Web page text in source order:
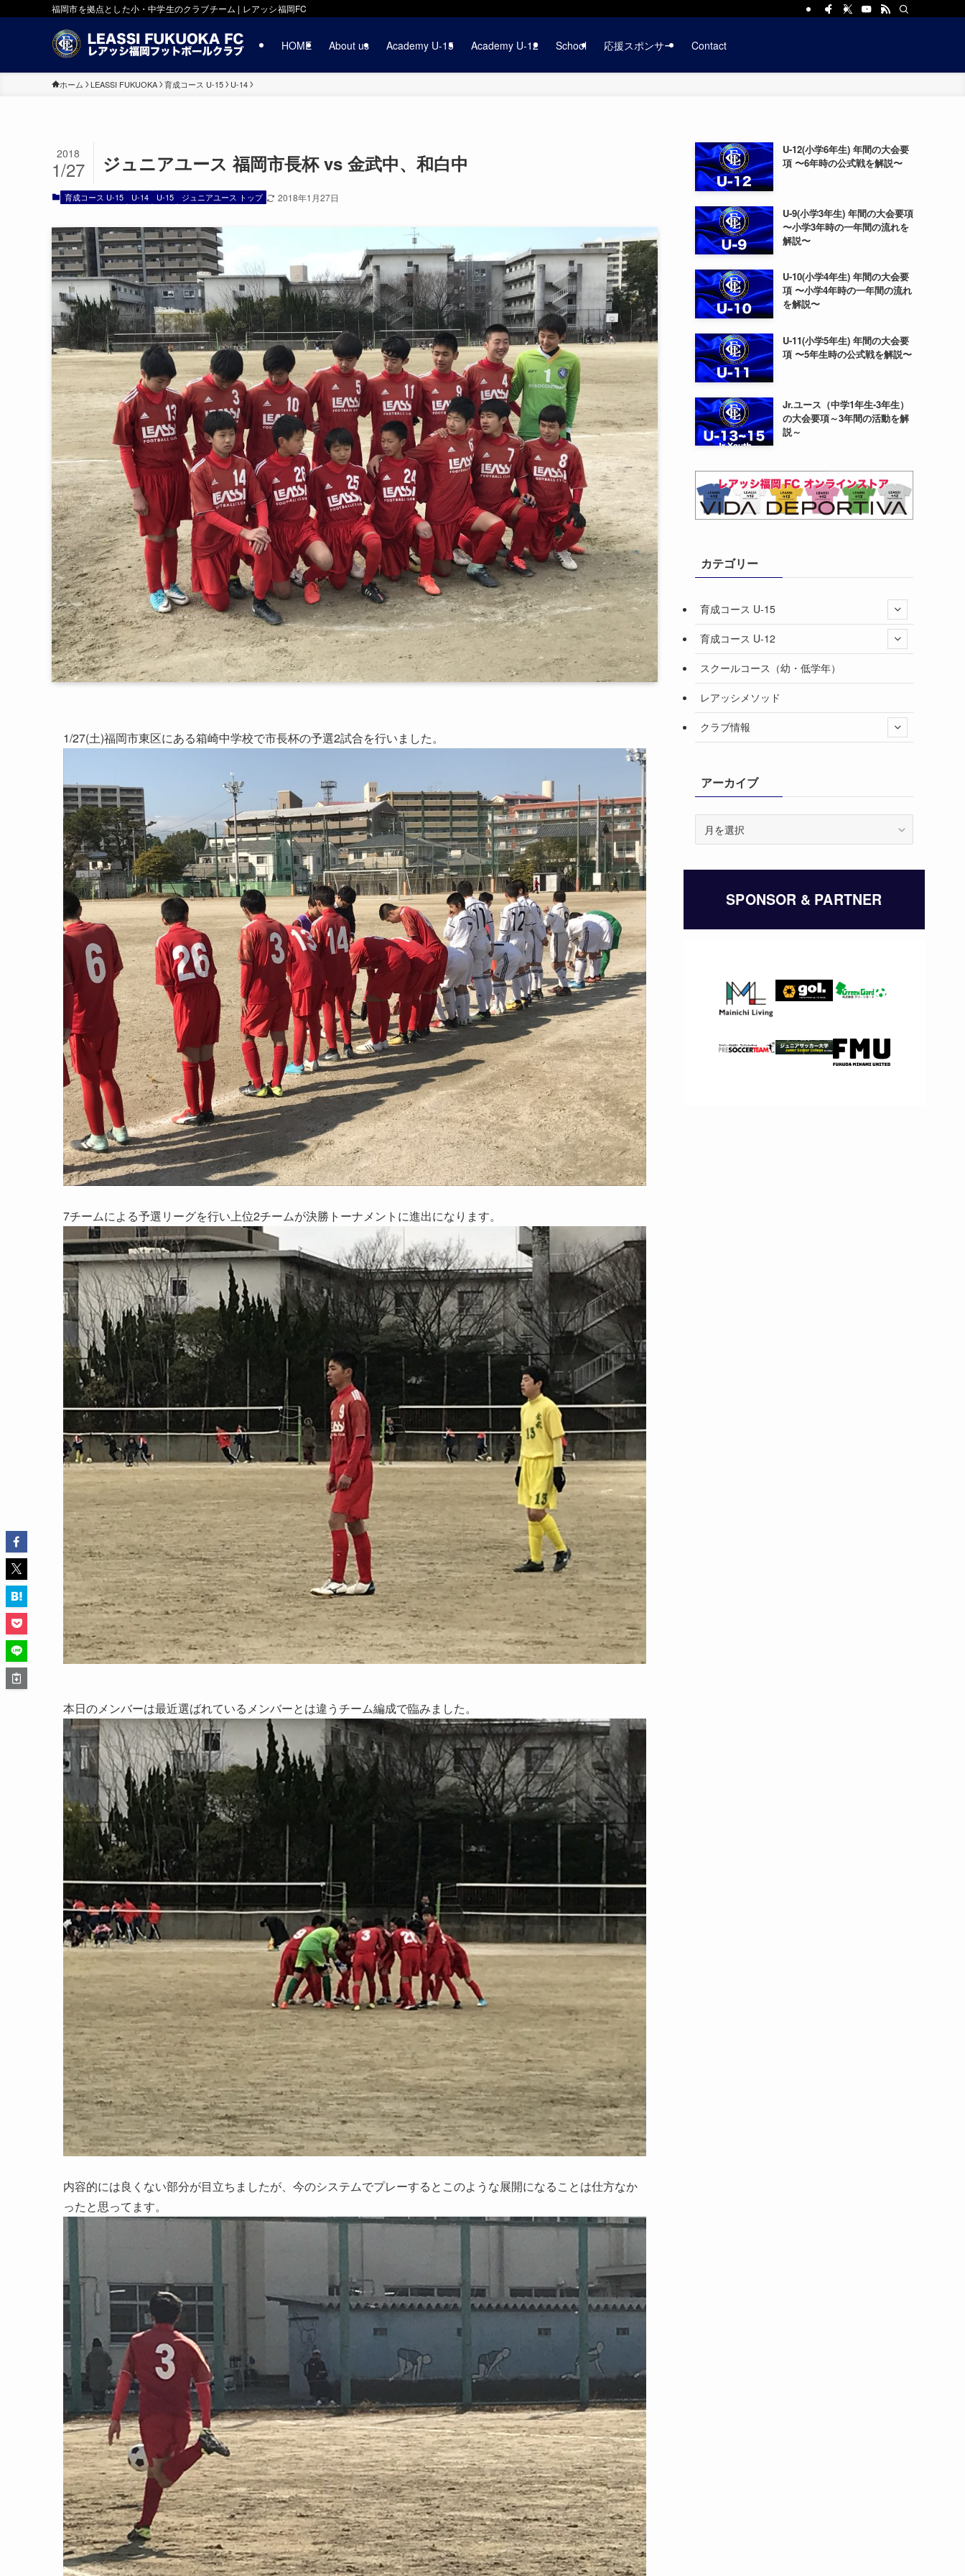
福岡市を拠点とした小・中学生のクラブチーム | レアッシ福岡FC
HOME About us Academy U-15 Academy U-12 School 応援スポンサー Contact
ホーム LEASSI FUKUOKA 育成コース U-15 U-14
ジュニアユース 福岡市長杯 vs 金武中、和白中
2018
1/27
育成コース U-15 U-14 U-15 ジュニアユース トップ 2018年1月27日
1/27(土)福岡市東区にある箱崎中学校で市長杯の予選2試合を行いました。
7チームによる予選リーグを行い上位2チームが決勝トーナメントに進出になります。
本日のメンバーは最近選ばれているメンバーとは違うチーム編成で臨みました。
内容的には良くない部分が目立ちましたが、今のシステムでプレーするとこのような展開になることは仕方なか
ったと思ってます。
U-12(小学6年生) 年間の大会要
項 〜6年時の公式戦を解説〜
U-9(小学3年生) 年間の大会要項
〜小学3年時の一年間の流れを
解説〜
U-10(小学4年生) 年間の大会要
項 〜小学4年時の一年間の流れ
を解説〜
U-11(小学5年生) 年間の大会要
項 〜5年生時の公式戦を解説〜
Jr.ユース（中学1年生-3年生）
の大会要項～3年間の活動を解
説～
カテゴリー
育成コース U-15
育成コース U-12
スクールコース（幼・低学年）
レアッシメソッド
クラブ情報
アーカイブ
イ
SPONSOR & PARTNER